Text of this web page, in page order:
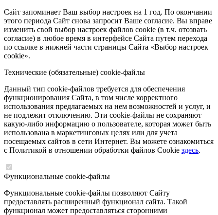
Сайт запоминает Ваш выбор настроек на 1 год. По окончании
этого периода Сайт снова запросит Ваше согласие. Вы вправе
изменить свой выбор настроек файлов cookie (в т.ч. отозвать
согласие) в любое время в интерфейсе Сайта путем перехода
по ссылке в нижней части страницы Сайта «Выбор настроек
cookie».
Технические (обязательные) cookie-файлы
Данный тип cookie-файлов требуется для обеспечения
функционирования Сайта, в том числе корректного
использования предлагаемых на нем возможностей и услуг, и
не подлежит отключению. Эти cookie-файлы не сохраняют
какую-либо информацию о пользователе, которая может быть
использована в маркетинговых целях или для учета
посещаемых сайтов в сети Интернет. Вы можете ознакомиться
с Политикой в отношении обработки файлов Cookie здесь.
Функциональные cookie-файлы
Функциональные cookie-файлы позволяют Сайту
предоставлять расширенный функционал сайта. Такой
функционал может предоставляться сторонними